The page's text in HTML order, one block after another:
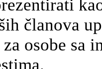
članova
osobe sa